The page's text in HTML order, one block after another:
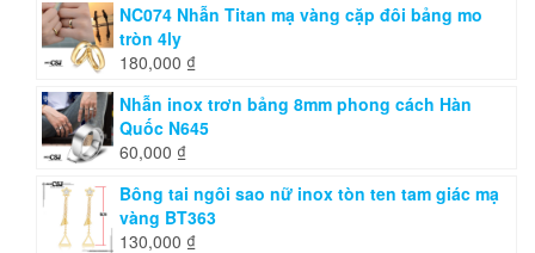
NC074 Nhẫn Titan mạ vàng cặp đôi bảng mo
tròn 4ly
180,000 ₫
Nhẫn inox trơn bảng 8mm phong cách Hàn
Quốc N645
60,000 ₫
Bông tai ngôi sao nữ inox tòn ten tam giác mạ
vàng BT363
130,000 ₫